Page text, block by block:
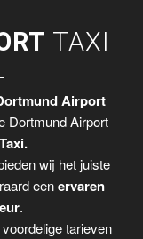
TAXI
Airport
Dortmund Airport
wij het juiste
eenervaren
.
tarieven